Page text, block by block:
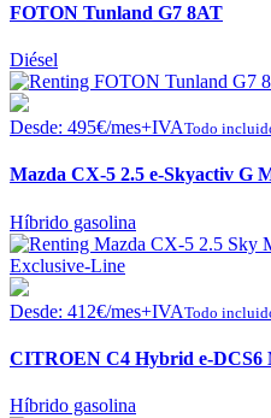
FOTON Tunland G7 8AT
Diésel
Desde: 495€/mes+IVATodo
Mazda CX-5 2.5 e-Skyactiv G
Híbrido gasolina
Desde: 412€/mes+IVATodo
CITROEN C4 Hybrid e-DCS6
Híbrido gasolina